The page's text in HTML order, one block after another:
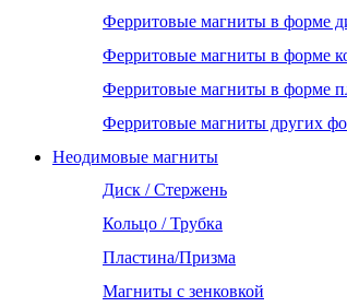
Ферритовые магниты в форме
Ферритовые магниты в форме
Ферритовые магниты в форме
Ферритовые магниты других
Неодимовые магниты
Диск / Стержень
Кольцо / Трубка
Пластина/Призма
Магниты с зенковкой